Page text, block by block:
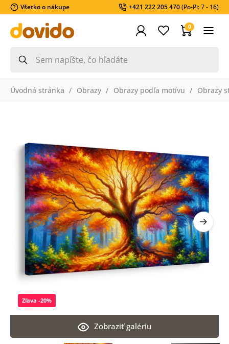
Všetko o nákupe +421 222 205 470(Po-Pi: 7 - 16)
0
Úvodná stránka Obrazy Obrazy podľa motívu Obrazy
Zobraziť galériu
Zľava -20%